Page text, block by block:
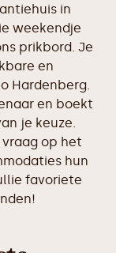
in
weekendje
prikbord. Je
en
Hardenberg.
en boekt
je keuze.
op het
hun
favoriete